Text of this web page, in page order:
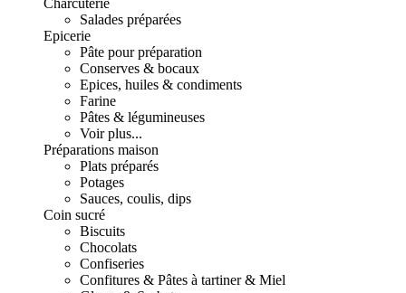
Charcuterie
Salades préparées
Epicerie
Pâte pour préparation
Conserves & bocaux
Epices, huiles & condiments
Farine
Pâtes & légumineuses
Voir plus...
Préparations maison
Plats préparés
Potages
Sauces, coulis, dips
Coin sucré
Biscuits
Chocolats
Confiseries
Confitures & Pâtes à tartiner & Miel